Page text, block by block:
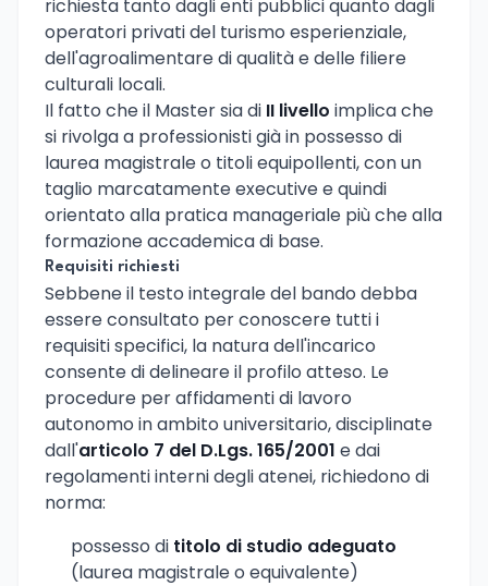
richiesta tanto dagli enti pubblici quanto dagli
operatori privati del turismo esperienziale,
dell'agroalimentare di qualità e delle filiere
culturali locali.
Il fatto che il Master sia di II livello implica che
si rivolga a professionisti già in possesso di
laurea magistrale o titoli equipollenti, con un
taglio marcatamente executive e quindi
orientato alla pratica manageriale più che alla
formazione accademica di base.
Requisiti richiesti
Sebbene il testo integrale del bando debba
essere consultato per conoscere tutti i
requisiti specifici, la natura dell'incarico
consente di delineare il profilo atteso. Le
procedure per affidamenti di lavoro
autonomo in ambito universitario, disciplinate
dall'articolo 7 del D.Lgs. 165/2001 e dai
regolamenti interni degli atenei, richiedono di
norma:
possesso di titolo di studio adeguato
(laurea magistrale o equivalente)